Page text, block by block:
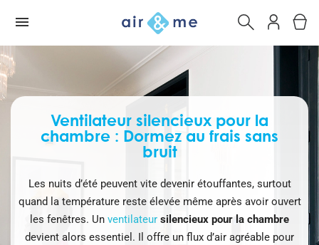
Ventilateur silencieux pour la
chambre : Dormez au frais sans
bruit
Les nuits d’été peuvent vite devenir étouffantes, surtout
quand la température reste élevée même après avoir ouvert
les fenêtres. Un ventilateur silencieux pour la chambre
devient alors essentiel. Il offre un flux d’air agréable pour